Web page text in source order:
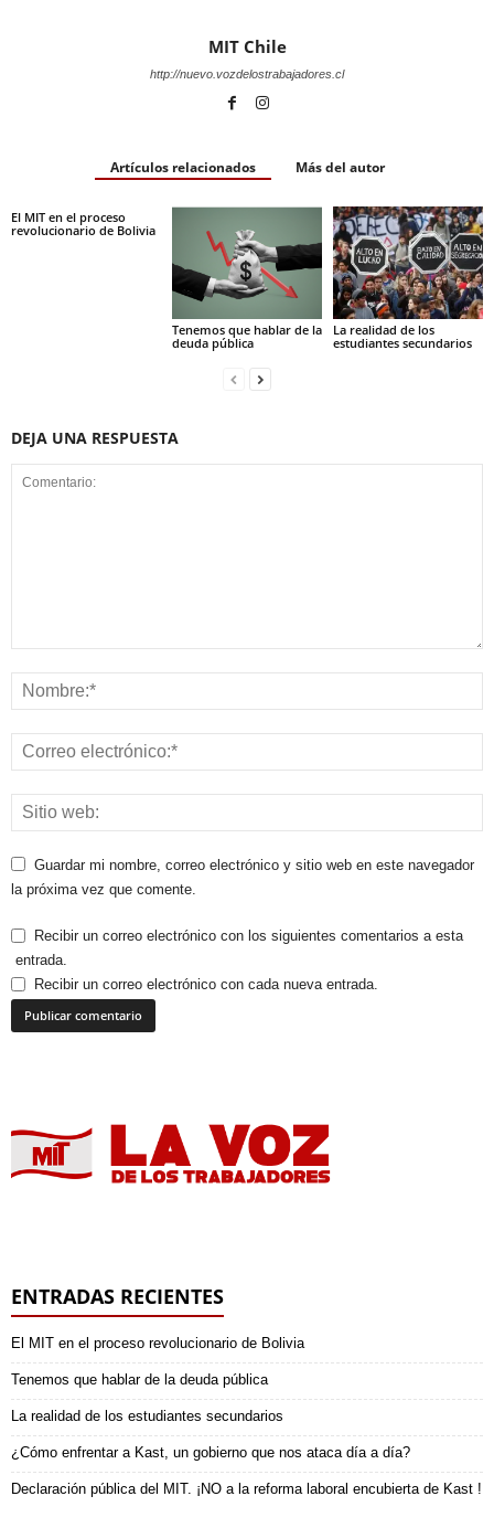
MIT Chile
http://nuevo.vozdelostrabajadores.cl
Artículos relacionados Más del autor
El MIT en el proceso
revolucionario de Bolivia
Tenemos que hablar de la
deuda pública
La realidad de los
estudiantes secundarios
DEJA UNA RESPUESTA
Guardar mi nombre, correo electrónico y sitio web en este navegador
la próxima vez que comente.
Recibir un correo electrónico con los siguientes comentarios a esta
entrada.
Recibir un correo electrónico con cada nueva entrada.
ENTRADAS RECIENTES
El MIT en el proceso revolucionario de Bolivia
Tenemos que hablar de la deuda pública
La realidad de los estudiantes secundarios
¿Cómo enfrentar a Kast, un gobierno que nos ataca día a día?
Declaración pública del MIT. ¡NO a la reforma laboral encubierta de Kast !